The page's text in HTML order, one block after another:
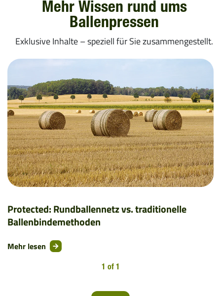
Mehr Wissen rund ums
Ballenpressen
Exklusive Inhalte – speziell für Sie zusammengestellt.
Protected: Rundballennetz vs. traditionelle
Ballenbindemethoden
Mehr lesen
1 of 1